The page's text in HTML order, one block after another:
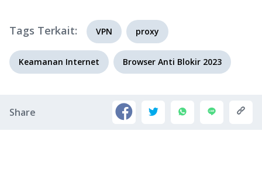
Tags Terkait: VPN proxy
Keamanan Internet Browser Anti Blokir 2023
Share